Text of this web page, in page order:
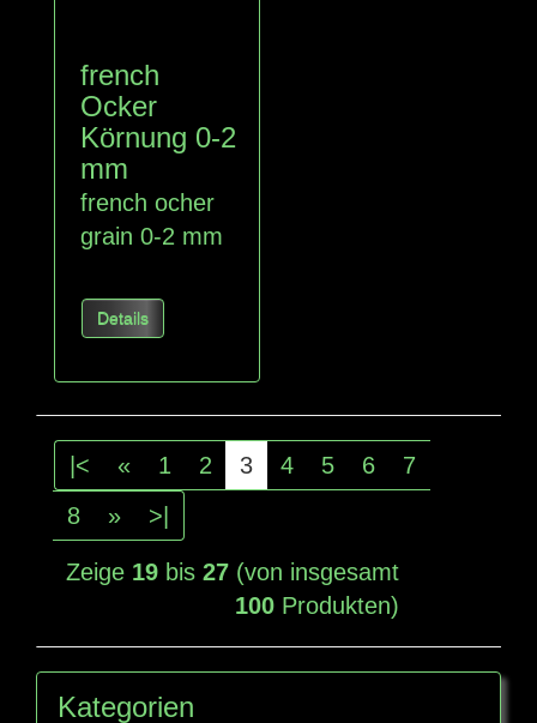
french
Ocker
Körnung 0-2
mm
french ocher
grain 0-2 mm
Details
|< « 1 2 3 4 5 6
7
8
» >|
Zeige 19 bis27 (von insgesamt
100 Produkten)
Kategorien